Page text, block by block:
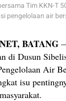
Tim KKN-T
pengelolaan air
BATANG
di Dusun
Air
isu